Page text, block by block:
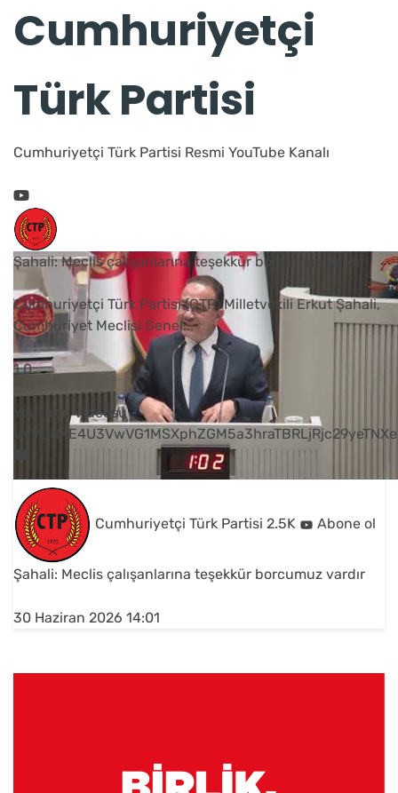
Cumhuriyetçi
Türk Partisi
Cumhuriyetçi Türk Partisi Resmi YouTube Kanalı
Şahali: Meclis çalışanlarına teşekkür borcumuz vardır
Cumhuriyetçi Türk Partisi (CTP) Milletvekili Erkut Şahali,
Cumhuriyet Meclisi Genel...
1 0
YouTube Videosu
Cumhuriyetçi Türk Partisi 2.5K Abone ol
Şahali: Meclis çalışanlarına teşekkür borcumuz vardır
30 Haziran 2026 14:01